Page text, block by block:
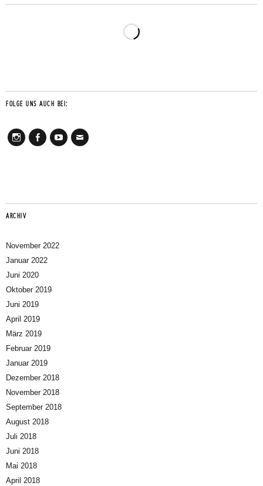
FOLGE UNS AUCH BEI:
ARCHIV
November 2022
Januar 2022
Juni 2020
Oktober 2019
Juni 2019
April 2019
März 2019
Februar 2019
Januar 2019
Dezember 2018
November 2018
September 2018
August 2018
Juli 2018
Juni 2018
Mai 2018
April 2018